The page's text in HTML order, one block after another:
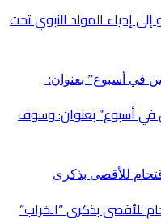
إحياء المولد النبوي تحت
في أسبوع” بعنوان: وسوف
للأقصى بذكرى “الخراب”